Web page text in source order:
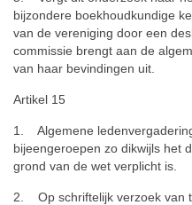
bijzondere boekhoudkundige
van de vereniging door een
commissie brengt aan de
van haar bevindingen uit.
Artikel 15
1. Algemene
bijeengeroepen zo dikwijls het
grond van de wet verplicht is.
2. Op schriftelijk verzoek van